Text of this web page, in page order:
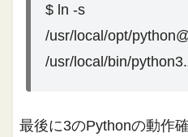
$ ln -s
/usr/local/opt/
/usr/local/bin/
最後に3のPythonの動作